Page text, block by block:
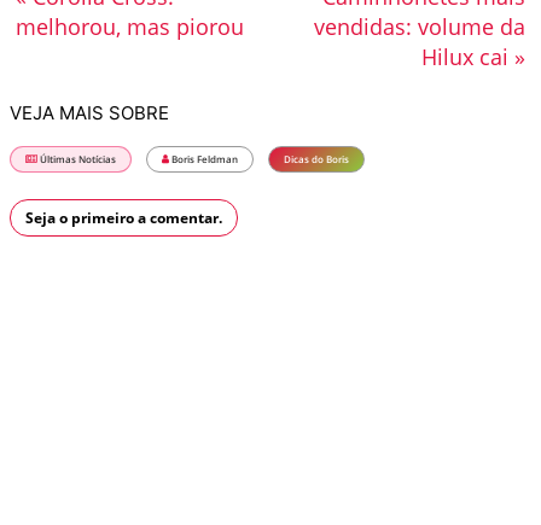
vendidas: volume da
Hilux cai »
melhorou, mas piorou
VEJA MAIS SOBRE
Últimas Notícias Boris Feldman Dicas do Boris
Seja o primeiro a comentar.